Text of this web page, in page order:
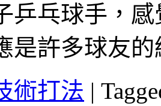
乒乓球手，
是許多球友
術打法 |